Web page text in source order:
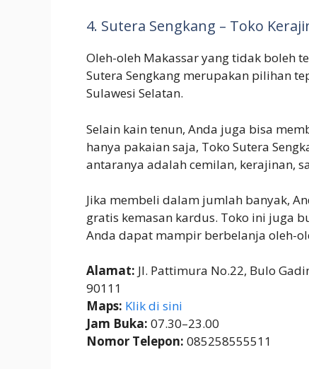
4. Sutera Sengkang – Toko
Oleh-oleh Makassar yang tidak boleh
Sutera Sengkang merupakan pilihan
Sulawesi Selatan.
Selain kain tenun, Anda juga bisa
hanya pakaian saja, Toko Sutera
antaranya adalah cemilan, kerajinan,
Jika membeli dalam jumlah banyak,
gratis kemasan kardus. Toko ini juga
Anda dapat mampir berbelanja oleh-
Alamat: Jl. Pattimura No.22, Bulo
90111
Maps: Klik di sini
Jam Buka: 07.30–23.00
Nomor Telepon: 085258555511